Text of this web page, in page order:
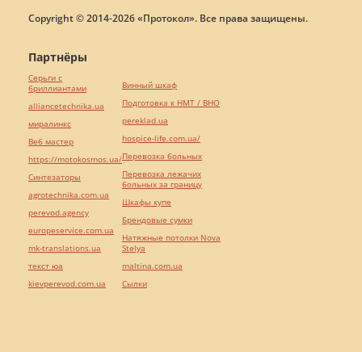
Copyright © 2014-2026 «Протокол». Все права защищены.
Партнёры
Серьги с
бриллиантами
alliancetechnika.ua
миралинкс
Веб мастер
https://motokosmos.ua/
Синтезаторы
agrotechnika.com.ua
perevod.agency
europeservice.com.ua
mk-translations.ua
текст юа
kievperevod.com.ua
Винный шкаф
Подготовка к НМТ / ВНО
pereklad.ua
hospice-life.com.ua/
Перевозка больных
Перевозка лежачих
больных за границу
Шкафы купе
Брендовые сумки
Натяжные потолки Nova
Stelya
maltina.com.ua
Cылки